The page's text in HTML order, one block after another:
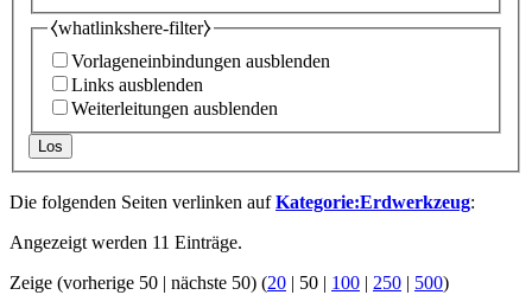
⧼whatlinkshere-filter⧽
Vorlageneinbindungen ausblenden
Links ausblenden
Weiterleitungen ausblenden
Los
Die folgenden Seiten verlinken aufKategorie:Erdwerkzeug:
Angezeigt werden 11 Einträge.
Zeige (vorherige 50 | nächste 50) (20 | 50 | 100 | 250 | 500)